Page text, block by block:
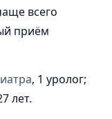
всего
приём
, 1 уролог;
лет.